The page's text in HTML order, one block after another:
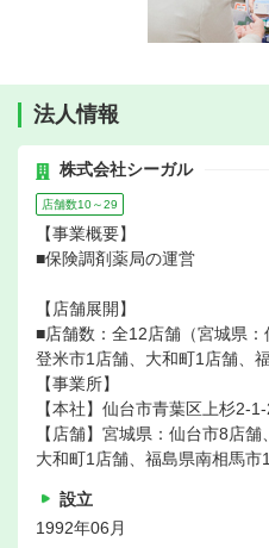
法人情報
株式会社シーガル
店舗数10～29
【事業概要】
■保険調剤薬局の運営
【店舗展開】
■店舗数：全12店舗（宮城県：
登米市1店舗、大和町1店舗、
【事業所】
【本社】仙台市青葉区上杉2-
【店舗】宮城県：仙台市8店
大和町1店舗、福島県南相馬市
設立
1992年06月